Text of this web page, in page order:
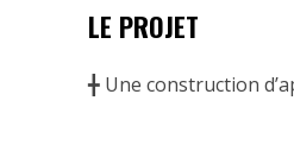
LE PROJET
╋ Une construction